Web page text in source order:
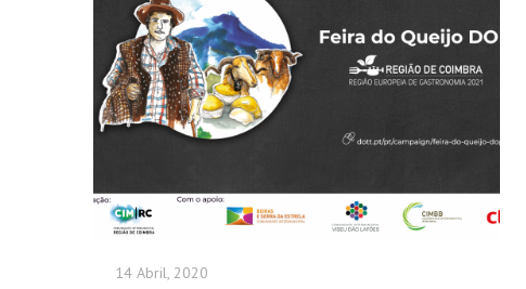
14 Abril, 2020